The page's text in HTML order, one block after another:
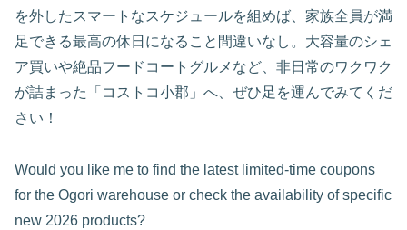
を外したスマートなスケジュールを組めば、家族全員が満
足できる最高の休日になること間違いなし。大容量のシェ
ア買いや絶品フードコートグルメなど、非日常のワクワク
が詰まった「コストコ小郡」へ、ぜひ足を運んでみてくだ
さい！
Would you like me to find the latest limited-time coupons
for the Ogori warehouse or check the availability of specific
new 2026 products?